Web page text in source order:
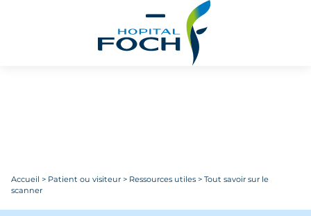
Accueil > Patient ou visiteur > Ressources utiles > Tout savoir sur le
scanner